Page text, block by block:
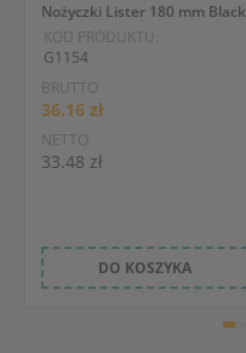
Nożyczki Lister 180 mm Black
KOD PRODUKTU:
G1154
BRUTTO
36.16 zł
NETTO
33.48 zł
DO KOSZYKA